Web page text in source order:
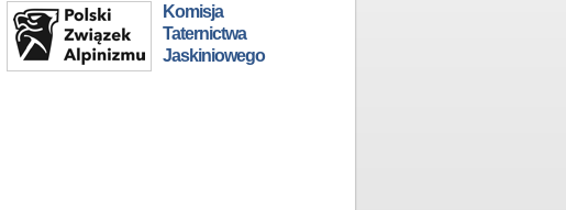
Komisja
Taternictwa
Jaskiniowego